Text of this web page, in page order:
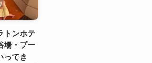
トンホテ
場・プー
ってき